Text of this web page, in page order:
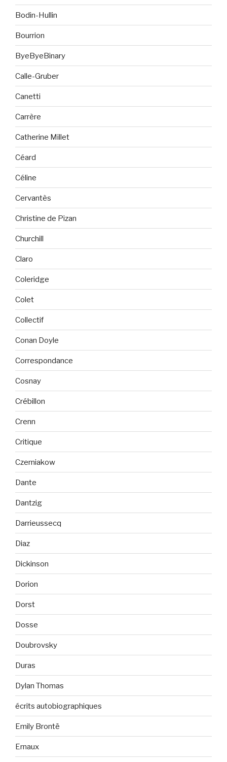
Bodin-Hullin
Bourrion
ByeByeBinary
Calle-Gruber
Canetti
Carrère
Catherine Millet
Céard
Céline
Cervantès
Christine de Pizan
Churchill
Claro
Coleridge
Colet
Collectif
Conan Doyle
Correspondance
Cosnay
Crébillon
Crenn
Critique
Czerniakow
Dante
Dantzig
Darrieussecq
Diaz
Dickinson
Dorion
Dorst
Dosse
Doubrovsky
Duras
Dylan Thomas
écrits autobiographiques
Emily Brontë
Ernaux